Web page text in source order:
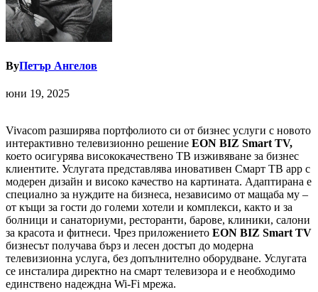
ByПетър Ангелов
юни 19, 2025
Vivacom разширява портфолиото си от бизнес услуги с новото
интерактивно телевизионно решение EON BIZ Smart TV,
което осигурява висококачествено ТВ изживяване за бизнес
клиентите. Услугата представлява иновативен Смарт ТВ app с
модерен дизайн и високо качество на картината. Адаптирана е
специално за нуждите на бизнеса, независимо от мащаба му –
от къщи за гости до големи хотели и комплекси, както и за
болници и санаториуми, ресторанти, барове, клиники, салони
за красота и фитнеси. Чрез приложението EON BIZ Smart TV
бизнесът получава бърз и лесен достъп до модерна
телевизионна услуга, без допълнително оборудване. Услугата
се инсталира директно на смарт телевизора и е необходимо
единствено надеждна Wi-Fi мрежа.